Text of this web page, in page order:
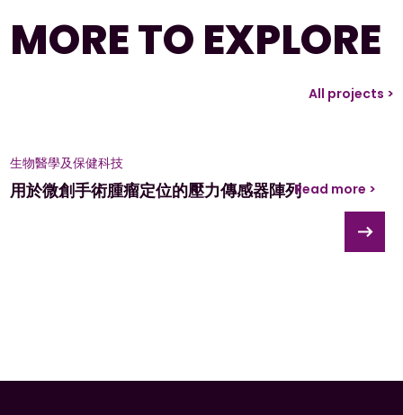
MORE TO EXPLORE
All projects >
生物醫學及保健科技
用於微創手術腫瘤定位的壓力傳感器陣列Read more >